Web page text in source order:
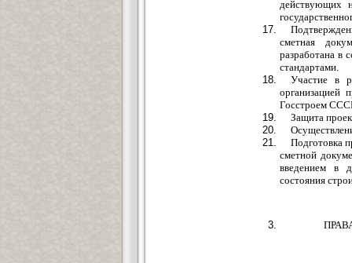
действующих
сметная
разработана в
стандартами.
Участие в
организацией
Госстроем
Защита
Подготовка
сметной
введением в
состояния